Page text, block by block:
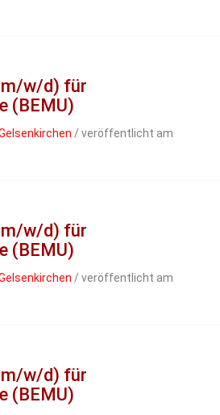
w/d) für
(BEMU)
/ veröffentlicht am
w/d) für
(BEMU)
/ veröffentlicht am
w/d) für
(BEMU)